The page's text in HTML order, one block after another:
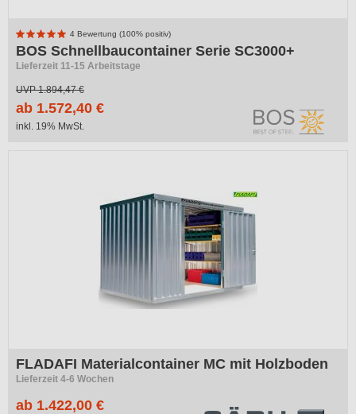
4 Bewertung (100% positiv)
BOS Schnellbaucontainer Serie SC3000+
Lieferzeit 11-15 Arbeitstage
UVP1.894,47 €
ab 1.572,40 €
inkl. 19% MwSt.
FLADAFI Materialcontainer MC mit Holzboden
Lieferzeit 4-6 Wochen
ab 1.422,00 €